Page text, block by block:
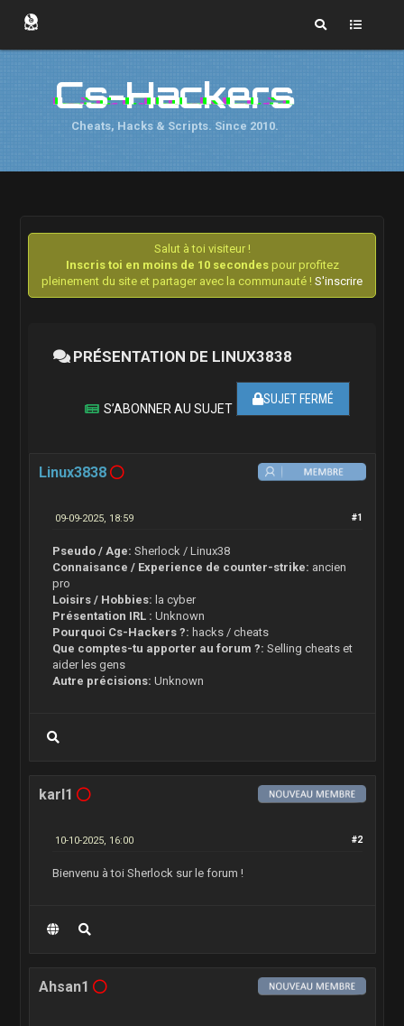
Cs-Hackers
Cheats, Hacks & Scripts. Since 2010.
Salut à toi visiteur !
Inscris toi en moins de 10 secondespour profitez
pleinement du site et partager avec la communauté ! S'inscrire
PRÉSENTATION DE LINUX3838
SUJET FERMÉ
S’ABONNER AU SUJET
Linux3838
#1
09-09-2025, 18:59
Pseudo / Age: Sherlock / Linux38
Connaisance / Experience de counter-strike: ancien
pro
Loisirs / Hobbies: la cyber
Présentation IRL : Unknown
Pourquoi Cs-Hackers ?: hacks / cheats
Que comptes-tu apporter au forum ?: Selling cheats et
aider les gens
Autre précisions: Unknown
karl1
#2
10-10-2025, 16:00
Bienvenu à toi Sherlock sur le forum !
Ahsan1